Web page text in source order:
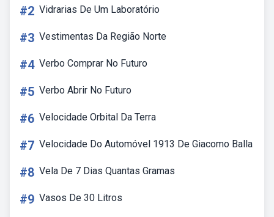
#2 Vidrarias De Um Laboratório
#3 Vestimentas Da Região Norte
#4 Verbo Comprar No Futuro
#5 Verbo Abrir No Futuro
#6 Velocidade Orbital Da Terra
#7 Velocidade Do Automóvel 1913 De Giacomo Balla
#8 Vela De 7 Dias Quantas Gramas
#9 Vasos De 30 Litros